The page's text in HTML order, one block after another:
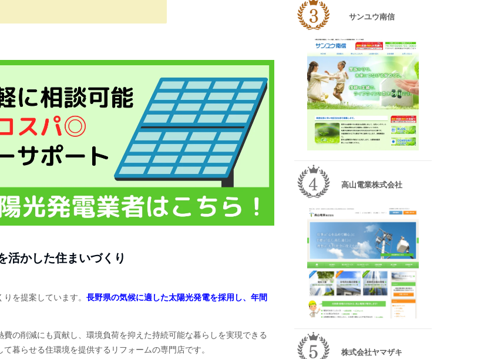
活かした住まいづくり
りを提案しています。長野県の気候に適した太陽光発電を採用し、年間
の削減にも貢献し、環境負荷を抑えた持続可能な暮らしを実現できる
暮らせる住環境を提供するリフォームの専門店です。
サンユウ南信
高山電業株式会社
株式会社ヤマザキ